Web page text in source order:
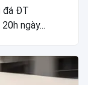
đá ĐT
ngày...